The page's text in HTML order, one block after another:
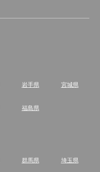
岩手県 宮城県
福島県
群馬県 埼玉県